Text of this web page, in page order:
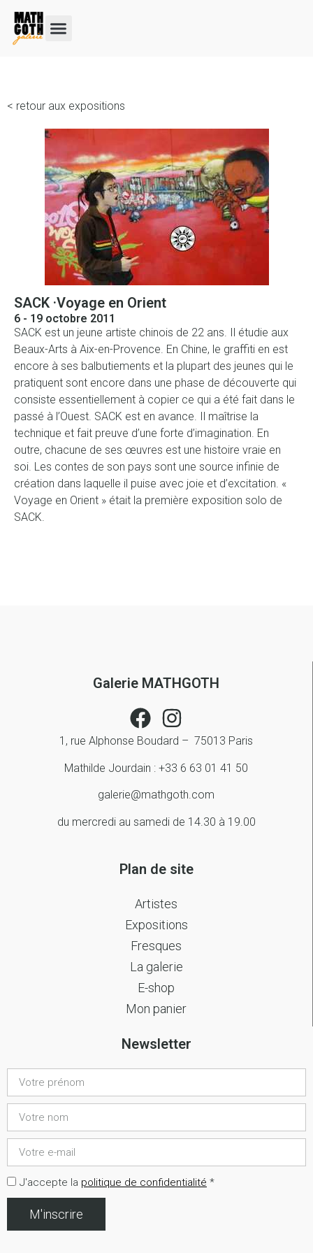
< retour aux expositions
​​SACK ·Voyage en Orient
6 - 19 octobre 2011
SACK est un jeune artiste chinois de 22 ans. Il étudie aux
Beaux-Arts à Aix-en-Provence. En Chine, le graffiti en est
encore à ses balbutiements et la plupart des jeunes qui le
pratiquent sont encore dans une phase de découverte qui
consiste essentiellement à copier ce qui a été fait dans le
passé à l’Ouest. SACK est en avance. Il maîtrise la
technique et fait preuve d’une forte d’imagination. En
outre, chacune de ses œuvres est une histoire vraie en
soi. Les contes de son pays sont une source infinie de
création dans laquelle il puise avec joie et d’excitation. «
Voyage en Orient » était la première exposition solo de
SACK.
Galerie MATHGOTH
1, rue Alphonse Boudard – 75013 Paris
Mathilde Jourdain : +33 6 63 01 41 50
galerie@mathgoth.com
du mercredi au samedi de 14.30 à 19.00
Plan de site
Artistes
Expositions
Fresques
La galerie
E-shop
Mon panier
Newsletter
J'accepte la politique de confidentialité *
M'inscrire